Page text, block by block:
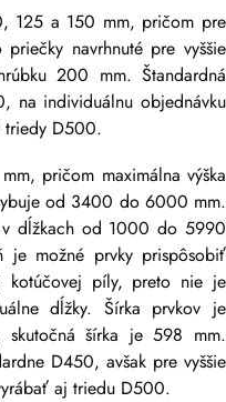
125 a 150 mm, pričom pre
navrhnuté pre vyššie
200 mm. Štandardná
na individuálnu objednávku
triedy D500.
pričom maximálna výška
od 3400 do 6000 mm.
dĺžkach od 1000 do 5990
je možné prvky prispôsobiť
kotúčovej píly, preto nie je
dĺžky. Šírka prvkov je
skutočná šírka je 598 mm.
D450, avšak pre vyššie
aj triedu D500.